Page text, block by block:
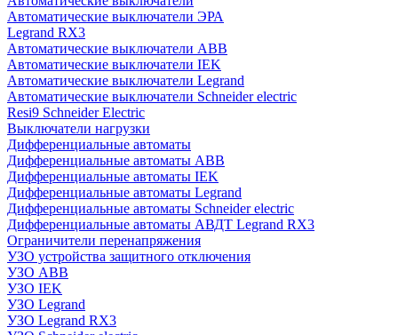
Автоматические выключатели ЭРА
Legrand RX3
Автоматические выключатели ABB
Автоматические выключатели IEK
Автоматические выключатели Legrand
Автоматические выключатели Schneider electric
Resi9 Schneider Electric
Выключатели нагрузки
Дифференциальные автоматы
Дифференциальные автоматы ABB
Дифференциальные автоматы IEK
Дифференциальные автоматы Legrand
Дифференциальные автоматы Schneider electric
Дифференциальные автоматы АВДТ Legrand RX3
Ограничители перенапряжения
УЗО устройства защитного отключения
УЗО ABB
УЗО IEK
УЗО Legrand
УЗО Legrand RX3